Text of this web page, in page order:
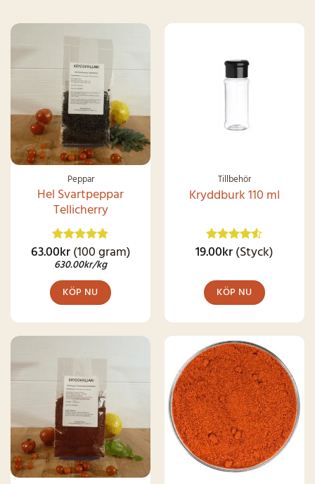
LAGER IGEN
Peppar
Hel Svartpeppar
Tellicherry
Betygsatt
4.86 av 5
63.00kr(100 gram)
630.00kr/kg
KÖP NU
Tillbehör
Kryddburk 110 ml
Betygsatt
av 5
19.00kr(Styck)
KÖP NU
LAGER IGEN